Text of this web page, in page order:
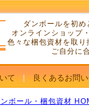
ダンボールを初
オンラインショップ
色々な梱包資材を取
ご自分に
て
良くあるお問
ボール・梱包資材